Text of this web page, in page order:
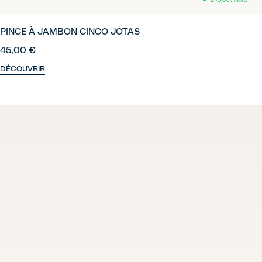
PINCE À JAMBON CINCO JOTAS
45,00 €
DÉCOUVRIR